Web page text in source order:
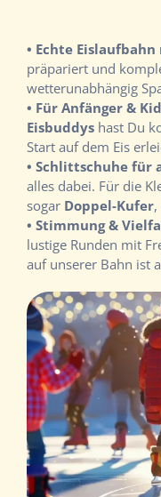
• Echte
präpariert und
wetterunabhängig
• Für Anfänger &
Eisbuddys hast Du
Start auf dem Eis
• Schlittschuhe für
alles dabei. Für die
sogar Doppel-Kufer
• Stimmung &
lustige Runden mit
auf unserer Bahn ist